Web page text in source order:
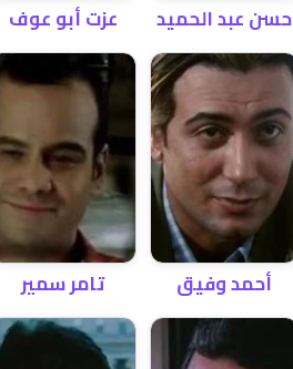
حسن عبد الحميد عزت أبو عوف
أحمد وفيق تامر سمير